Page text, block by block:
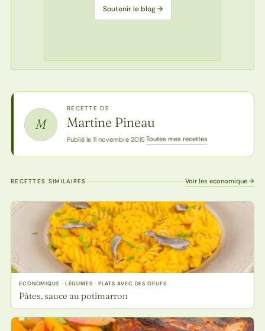
Soutenir le blog →
M
RECETTE DE
Martine Pineau
Publié le 11 novembre 2015·Toutes mes recettes
RECETTES SIMILAIRES Voir les economique →
ECONOMIQUE · LÉGUMES · PLATS AVEC DES OEUFS
Pâtes, sauce au potimarron